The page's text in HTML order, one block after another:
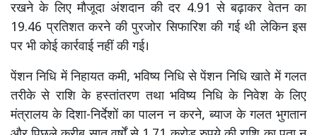
रखने के लिए मौजूदा अंशदान की दर 4.91 से बढ़ाकर वेतन का
19.46 प्रतिशत करने की पुरजोर सिफारिश की गई थी लेकिन इस
पर भी कोई कार्रवाई नहीं की गई।
पेंशन निधि में निहायत कमी, भविष्य निधि से पेंशन निधि खाते में गलत
तरीके से राशि के हस्तांतरण तथा भविष्य निधि के निवेश के लिए
मंत्रालय के दिशा-निर्देशों का पालन न करने, ब्याज के गलत भुगतान